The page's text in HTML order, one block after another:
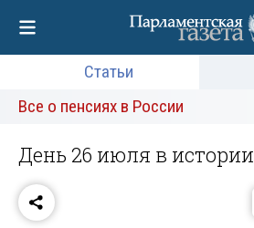
Статьи
Все о пенсиях в России
День 26 июля в истории